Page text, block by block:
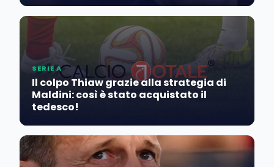
SERIE A
Il colpo Thiaw grazie alla strategia di
Maldini: così è stato acquistato il
tedesco!